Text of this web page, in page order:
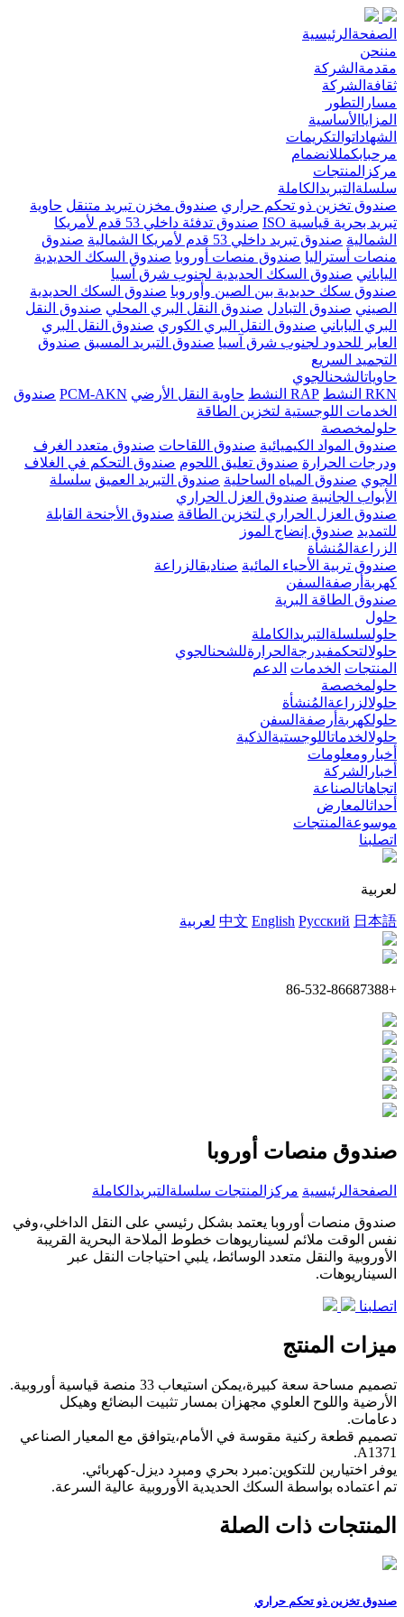
الصفحةالرئيسية
مننحن
مقدمةالشركة
ثقافةالشركة
مسارالتطور
المزاياالأساسية
الشهاداتوالتكريمات
مرحبابكمللانضمام
مركزالمنتجات
سلسلةالتبريدالكاملة
صندوق تخزين ذو تحكم حراري صندوق مخزن تبريد متنقل حاوية
تبريد بحرية قياسية ISO
صندوق تدفئة داخلي 53 قدم لأمريكا
الشمالية صندوق تبريد داخلي 53 قدم لأمريكا الشمالية
صندوق
منصات أستراليا صندوق منصات أوروبا صندوق السكك الحديدية
الياباني صندوق السكك الحديدية لجنوب شرق آسيا
صندوق سكك حديدية بين الصين وأوروبا صندوق السكك الحديدية
الصيني صندوق التبادل صندوق النقل البري المحلي صندوق النقل
البري الياباني صندوق النقل البري الكوري صندوق النقل البري
العابر للحدود لجنوب شرق آسيا صندوق التبريد المسبق صندوق
التجميد السريع
حاوياتالشحنالجوي
RKN النشط
RAP النشط حاوية النقل الأرضي PCM-AKN صندوق
الخدمات اللوجستية لتخزين الطاقة
حلولمخصصة
صندوق المواد الكيميائية صندوق اللقاحات صندوق متعدد الغرف
ودرجات الحرارة صندوق تعليق اللحوم صندوق التحكم في الغلاف
الجوي صندوق المياه الساحلية صندوق التبريد العميق سلسلة
الأبواب الجانبية صندوق العزل الحراري
صندوق العزل الحراري لتخزين الطاقة صندوق الأجنحة القابلة
للتمديد صندوق إنضاج الموز
الزراعةالمُنشأة
صندوق تربية الأحياء المائية صناديقالزراعة
كهربةأرصفةالسفن
صندوق الطاقة البرية
حلول
حلولسلسلةالتبريدالكاملة
حلولالتحكمفيدرجةالحرارةللشحنالجوي
المنتجات الخدمات الدعم
حلولمخصصة
حلولالزراعةالمُنشأة
حلولكهربةأرصفةالسفن
حلولالخدماتاللوجستيةالذكية
أخبارومعلومات
أخبارالشركة
اتجاهاتالصناعة
أحداثالمعارض
موسوعةالمنتجات
اتصلبنا
لعربية
中文 English Русский 日本語 لعربية
+86-532-86687388
صندوق منصات أوروبا
الصفحةالرئيسية مركزالمنتجات سلسلةالتبريدالكاملة
صندوق منصات أوروبا يعتمد بشكل رئيسي على النقل الداخلي،وفي
نفس الوقت ملائم لسيناريوهات خطوط الملاحة البحرية القريبة
الأوروبية والنقل متعدد الوسائط، يلبي احتياجات النقل عبر
السيناريوهات.
اتصلبنا
ميزات المنتج
تصميم مساحة سعة كبيرة،يمكن استيعاب 33 منصة قياسية أوروبية.
الأرضية واللوح العلوي مجهزان بمسار تثبيت البضائع وهيكل
دعامات.
تصميم قطعة ركنية مقوسة في الأمام،يتوافق مع المعيار الصناعي
A1371.
يوفر اختيارين للتكوين:مبرد بحري ومبرد ديزل-كهربائي.
تم اعتماده بواسطة السكك الحديدية الأوروبية عالية السرعة.
المنتجات ذات الصلة
صندوق تخزين ذو تحكم حراري